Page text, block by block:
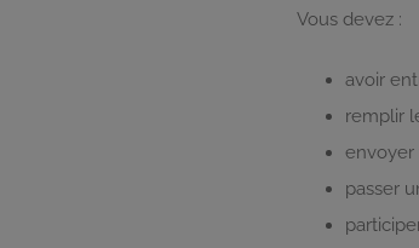
Vous devez :
avoir
remplir
envoyer
passer